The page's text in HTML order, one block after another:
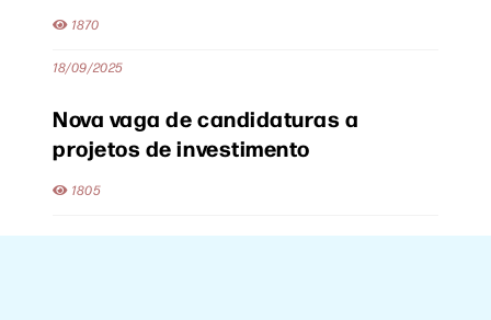
1870
18/09/2025
Nova vaga de candidaturas a
projetos de investimento
1805